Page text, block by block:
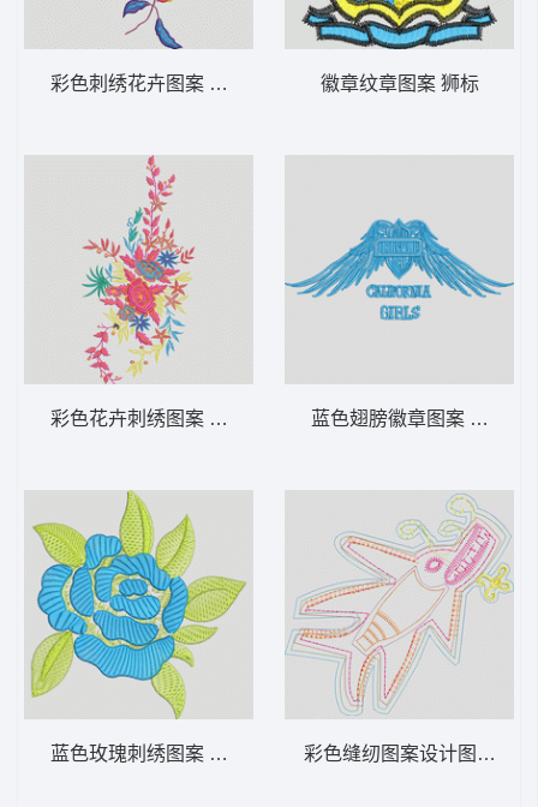
彩色刺绣花卉图案 靓花
彩色花卉刺绣图案 靓花
蓝色玫瑰刺绣图案 靓花
徽章纹章图案 狮标
蓝色翅膀徽章图案 翅膀
彩色缝纫图案设计图 鱼